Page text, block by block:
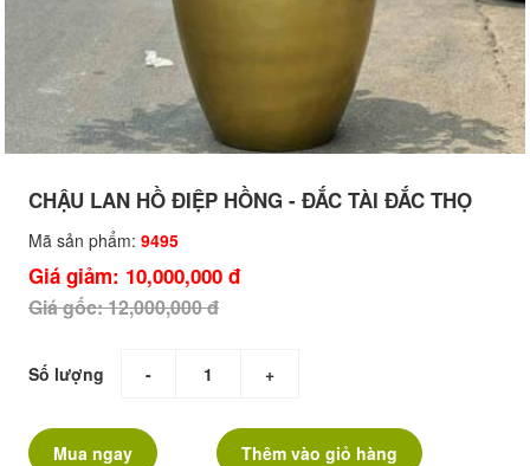
CHẬU LAN HỒ ĐIỆP HỒNG - ĐẮC TÀI ĐẮC THỌ
Mã sản phẩm: 9495
Giá giảm: 10,000,000 đ
Giá gốc: 12,000,000 đ
Số lượng - +
Mua ngay Thêm vào giỏ hàng